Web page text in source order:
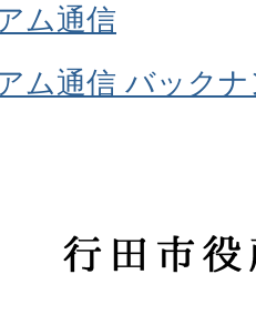
ム通信
ム通信 バック
行